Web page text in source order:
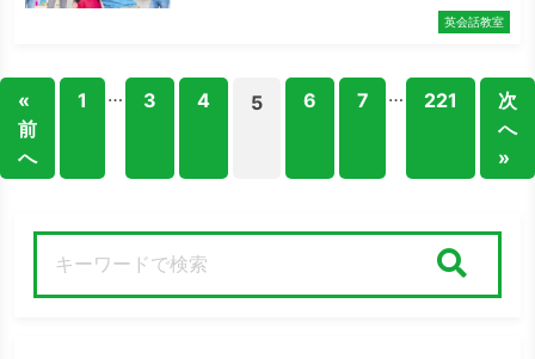
英会話教室
«
前
へ
1 … 3 4 5 6 7 … 221
次
へ
»